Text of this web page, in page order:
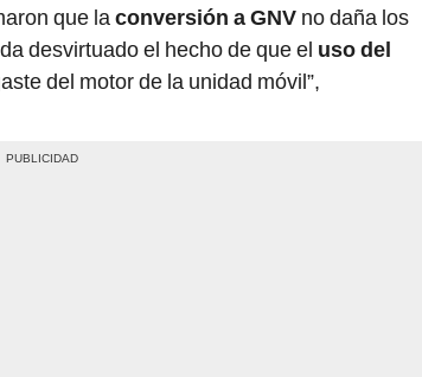
que laconversión a GNV no daña los
desvirtuado el hecho de que el uso del
del motor de la unidad móvil”,